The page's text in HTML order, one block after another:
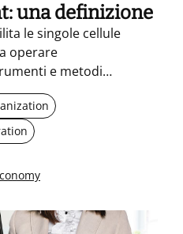
una definizione
le singole cellule
operare
e metodi
una coesione